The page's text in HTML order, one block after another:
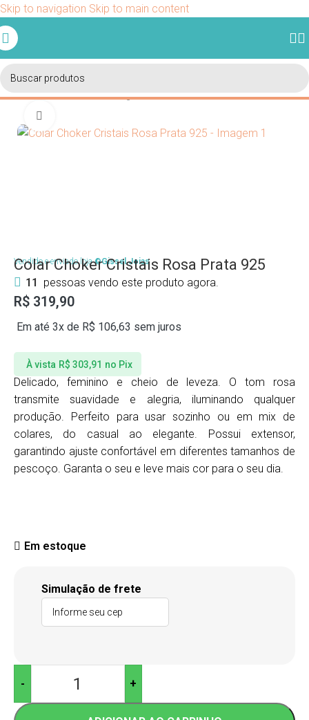
Skip to navigation Skip to main content
Início/Colares/Chokers e Gargantilhas
Vendido e enviado loja©Gissel Joias
Colar Choker Cristais Rosa Prata 925
11 pessoas vendo este produto agora.
R$ 319,90
Em até 3x de R$ 106,63 sem juros
À vista R$ 303,91 no Pix
Delicado, feminino e cheio de leveza. O tom rosa
transmite suavidade e alegria, iluminando qualquer
produção. Perfeito para usar sozinho ou em mix de
colares, do casual ao elegante. Possui extensor,
garantindo ajuste confortável em diferentes tamanhos de
pescoço. Garanta o seu e leve mais cor para o seu dia.
Em estoque
Simulação de frete
- +